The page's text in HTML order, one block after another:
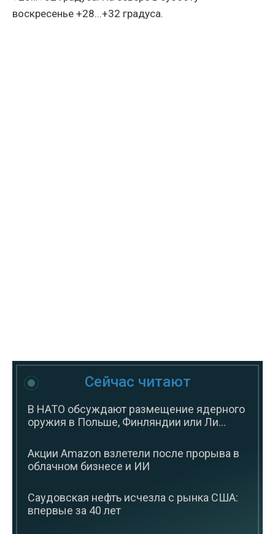
воскресенье +28...+32 градуса.
Сейчас читают
В НАТО обсуждают размещение ядерного
оружия в Польше, Финляндии или Ли...
Акции Amazon взлетели после прорыва в
облачном бизнесе и ИИ
Саудовская нефть исчезла с рынка США:
впервые за 40 лет